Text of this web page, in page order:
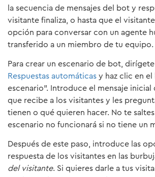
la secuencia de mensajes del bot y
visitante finaliza, o hasta que el
opción para conversar con un agente
transferido a un miembro de tu equipo.
Para crear un escenario de bot,
Respuestas automáticas y haz clic en
escenario”. Introduce el mensaje inicial
que recibe a los visitantes y les
tienen o qué quieren hacer. No te saltes
escenario no funcionará si no tiene un
Después de este paso, introduce las
respuesta de los visitantes en las
del visitante. Si quieres darle a tus